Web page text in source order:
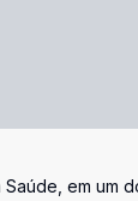
em um